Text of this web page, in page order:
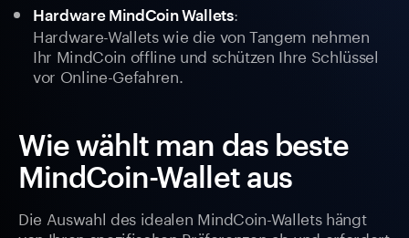
Hardware MindCoin Wallets:
Hardware-Wallets wie die von Tangem nehmen
Ihr MindCoin offline und schützen Ihre Schlüssel
vor Online-Gefahren.
Wie wählt man das beste
MindCoin-Wallet aus
Die Auswahl des idealen MindCoin-Wallets hängt